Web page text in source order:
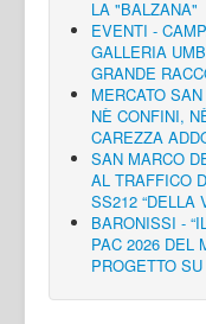
LA "BALZANA"
EVENTI -
GALLERIA
GRANDE
MERCATO
NÈ CONFINI,
CAREZZA
SAN MARCO
AL TRAFFICO
SS212 “DELLA
BARONISSI -
PAC 2026 DEL
PROGETTO